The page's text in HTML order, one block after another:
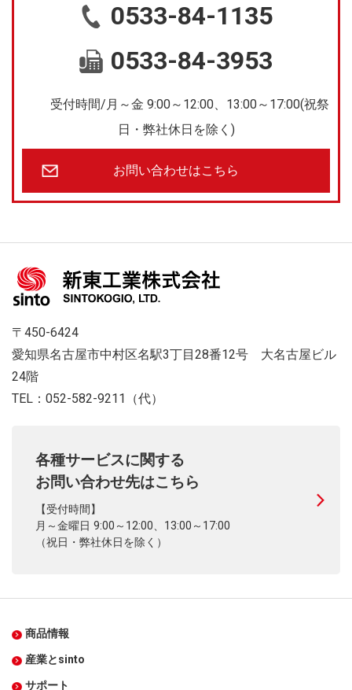
0533-84-1135
0533-84-3953
受付時間/月～金 9:00～12:00、13:00～17:00(祝祭
日・弊社休日を除く)
お問い合わせはこちら
〒450-6424
愛知県名古屋市中村区名駅3丁目28番12号 大名古屋ビル
24階
TEL：052-582-9211（代）
各種サービスに関する
お問い合わせ先はこちら
【受付時間】
月～金曜日 9:00～12:00、13:00～17:00
（祝日・弊社休日を除く）
商品情報
産業とsinto
サポート